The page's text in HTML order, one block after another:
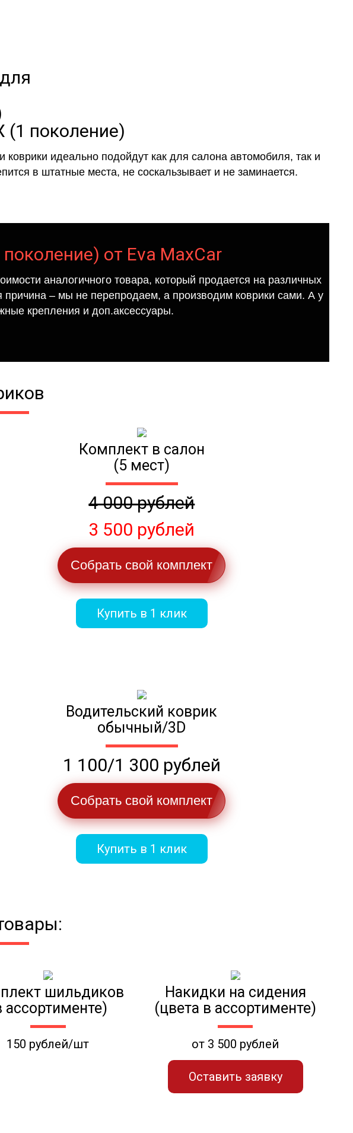
(1 поколение)
идеально подойдут как для салона автомобиля, так и
в штатные места, не соскальзывает и не заминается.
от Eva MaxCar
аналогичного товара, который продается на различных
причина – мы не перепродаем, а производим коврики сами. А у
крепления и доп.аксессуары.
Комплект в салон
(5 мест)
4 000 рублей
3 500 рублей
Собрать свой комплект
Купить в 1 клик
Водительский коврик
обычный/3D
1 100/1 300 рублей
Собрать свой комплект
Купить в 1 клик
шильдиков
ассортименте)
150 рублей/шт
Накидки на сидения
(цвета в ассортименте)
от 3 500 рублей
Оставить заявку